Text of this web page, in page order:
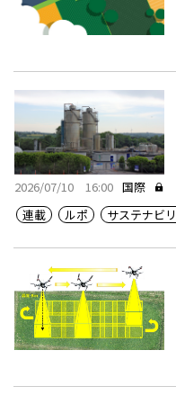
2026/07/10 16:00 国際
連載
ルポ サステナビ